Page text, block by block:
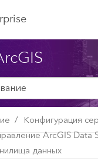
Конфигурация
ArcGIS Data
данных